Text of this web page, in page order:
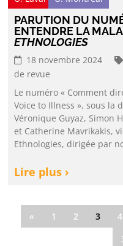
PARUTION DU
ENTENDRE LA
ETHNOLOGIES
18 novembre 2024
de revue
Le numéro « Comment
Voice to Illness », sous la
Véronique Guyaz, Simon
et Catherine Mavrikakis,
Ethnologies, dirigée par
Lire plus ›
« 1 2 3 4